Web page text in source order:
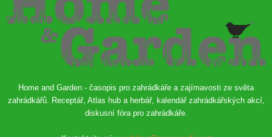
Home and Garden - časopis pro zahrádkáře a zajímavosti ze světa
zahrádkářů. Receptář, Atlas hub a herbář, kalendář zahrádkářských akcí,
diskusní fóra pro zahrádkáře.